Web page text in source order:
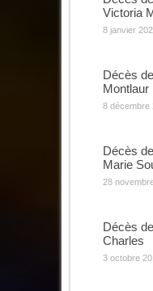
Victoria
8 janvier
Décès
Montlaur
8 décembre
Décès
Marie
28
Décès
Charles
3 octobre